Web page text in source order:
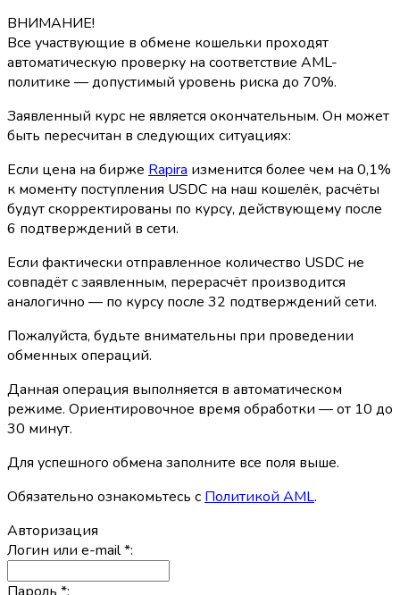
ВНИМАНИЕ!
Все участвующие в обмене кошельки проходят
автоматическую проверку на соответствие AML-
политике — допустимый уровень риска до 70%.
Заявленный курс не является окончательным. Он может
быть пересчитан в следующих ситуациях:
Если цена на бирже Rapira изменится более чем на 0,1%
к моменту поступления USDC на наш кошелёк, расчёты
будут скорректированы по курсу, действующему после
6 подтверждений в сети.
Если фактически отправленное количество USDC не
совпадёт с заявленным, перерасчёт производится
аналогично — по курсу после 32 подтверждений сети.
Пожалуйста, будьте внимательны при проведении
обменных операций.
Данная операция выполняется в автоматическом
режиме. Ориентировочное время обработки — от 10 до
30 минут.
Для успешного обмена заполните все поля выше.
Обязательно ознакомьтесь с Политикой AML.
Авторизация
Логин или e-mail*: